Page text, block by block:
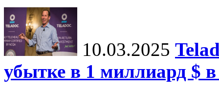
10.03.2025
убытке в 1 миллиард $ в